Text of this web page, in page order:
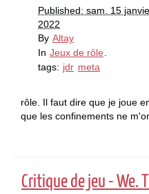
Published: sam. 15
2022
By Altay
In Jeux de rôle
tags: jdr meta
rôle. Il faut dire que je joue
que les confinements ne
Critique de jeu - We.